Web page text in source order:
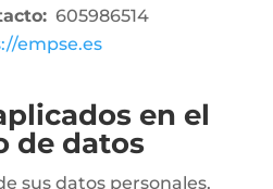
605986514
empse.es
en el
de datos
sus datos personales,